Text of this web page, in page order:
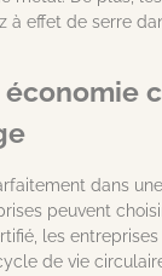
effet de serre
dans
peuvent
les
de vie